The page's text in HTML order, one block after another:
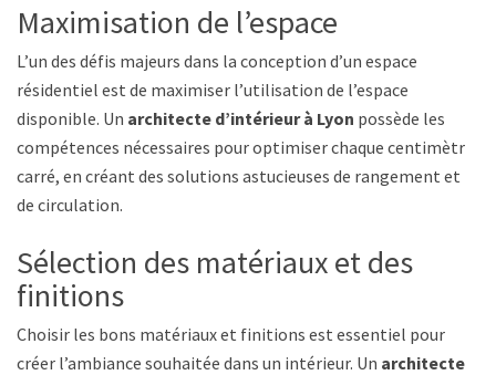
Maximisation de l’espace
L’un des défis majeurs dans la conception d’un espace
résidentiel est de maximiser l’utilisation de l’espace
disponible. Un architecte d’intérieur à Lyon possède les
compétences nécessaires pour optimiser chaque centimètre
carré, en créant des solutions astucieuses de rangement et
de circulation.
Sélection des matériaux et des
finitions
Choisir les bons matériaux et finitions est essentiel pour
créer l’ambiance souhaitée dans un intérieur. Un architecte